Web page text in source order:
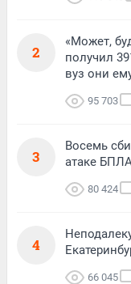
2
«Может,
получил
вуз они
95 703
3
Восемь
атаке
80 424
4
66 045